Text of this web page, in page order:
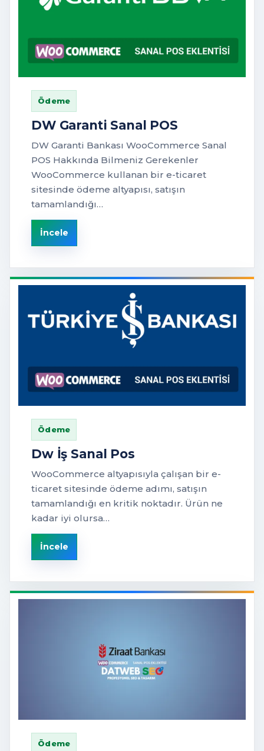
Ödeme
DW Garanti Sanal POS
DW Garanti Bankası WooCommerce Sanal
POS Hakkında Bilmeniz Gerekenler
WooCommerce kullanan bir e-ticaret
sitesinde ödeme altyapısı, satışın
tamamlandığı…
İncele
Ödeme
Dw İş Sanal Pos
WooCommerce altyapısıyla çalışan bir e-
ticaret sitesinde ödeme adımı, satışın
tamamlandığı en kritik noktadır. Ürün ne
kadar iyi olursa…
İncele
Ödeme